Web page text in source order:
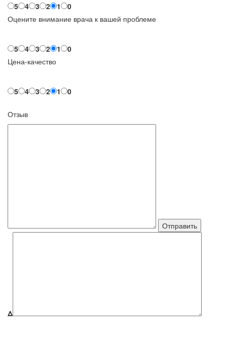
5 4 3 2 1
0
Оцените внимание врача к вашей проблеме
5 4 3 2 1
0
Цена-качество
5 4 3 2 1 0
Отзыв
Δ